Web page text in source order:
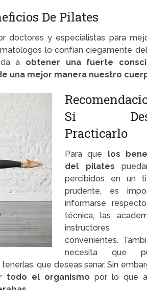
De Pilates
doctores y especialistas para
lo confían ciegamente
a obtener una fuerte
una mejor manera nuestro
Si
Practicarlo
Para que los
del pilates
percibidos en un
prudente, es
informarse
técnica, las
instructores
convenientes.
necesita que
que deseas sanar. Sin
todo el organismo por lo que